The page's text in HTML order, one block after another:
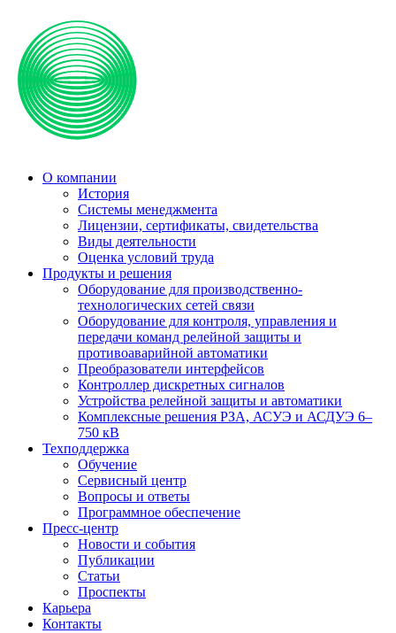
О компании
История
Системы менеджмента
Лицензии, сертификаты, свидетельства
Виды деятельности
Оценка условий труда
Продукты и решения
Оборудование для производственно-
технологических сетей связи
Оборудование для контроля, управления и
передачи команд релейной защиты и
противоаварийной автоматики
Преобразователи интерфейсов
Контроллер дискретных сигналов
Устройства релейной защиты и автоматики
Комплексные решения РЗА, АСУЭ и АСДУЭ 6–
750 кВ
Техподдержка
Обучение
Сервисный центр
Вопросы и ответы
Программное обеспечение
Пресс-центр
Новости и события
Публикации
Статьи
Проспекты
Карьера
Контакты